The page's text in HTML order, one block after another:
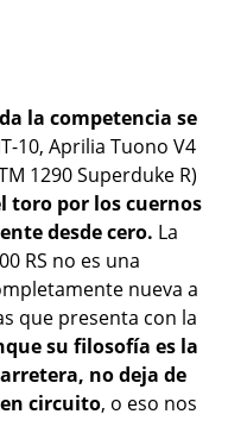
la competencia se
10, Aprilia Tuono V4
1290 Superduke R)
toro por los cuernos
desde cero. La
RS no es una
nueva a
que presenta con la
su filosofía es la
no deja de
circuito, o eso nos